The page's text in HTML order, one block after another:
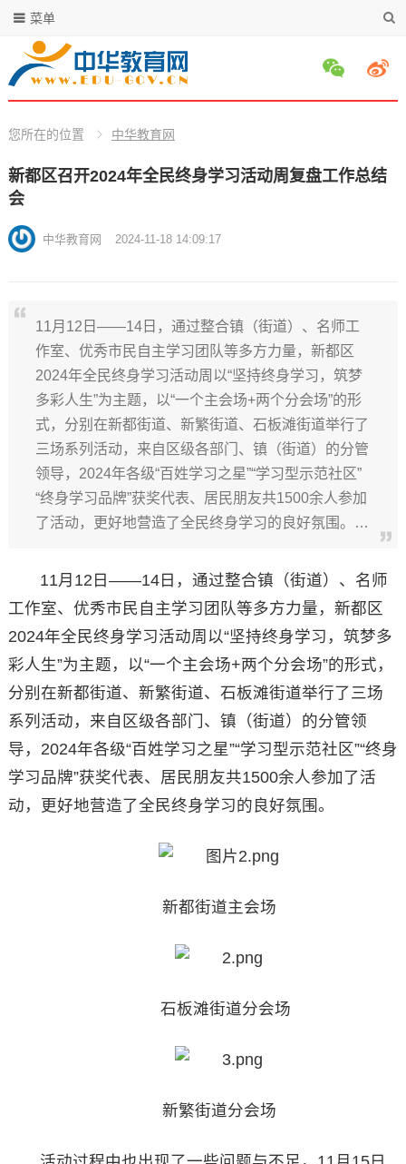
菜单
您所在的位置 中华教育网
新都区召开2024年全民终身学习活动周复盘工作总结
会
中华教育网 2024-11-18 14:09:17
11月12日——14日，通过整合镇（街道）、名师工
作室、优秀市民自主学习团队等多方力量，新都区
2024年全民终身学习活动周以“坚持终身学习，筑梦
多彩人生”为主题，以“一个主会场+两个分会场”的形
式，分别在新都街道、新繁街道、石板滩街道举行了
三场系列活动，来自区级各部门、镇（街道）的分管
领导，2024年各级“百姓学习之星”“学习型示范社区”
“终身学习品牌”获奖代表、居民朋友共1500余人参加
了活动，更好地营造了全民终身学习的良好氛围。…
11月12日——14日，通过整合镇（街道）、名师
工作室、优秀市民自主学习团队等多方力量，新都区
2024年全民终身学习活动周以“坚持终身学习，筑梦多
彩人生”为主题，以“一个主会场+两个分会场”的形式，
分别在新都街道、新繁街道、石板滩街道举行了三场
系列活动，来自区级各部门、镇（街道）的分管领
导，2024年各级“百姓学习之星”“学习型示范社区”“终身
学习品牌”获奖代表、居民朋友共1500余人参加了活
动，更好地营造了全民终身学习的良好氛围。
新都街道主会场
石板滩街道分会场
新繁街道分会场